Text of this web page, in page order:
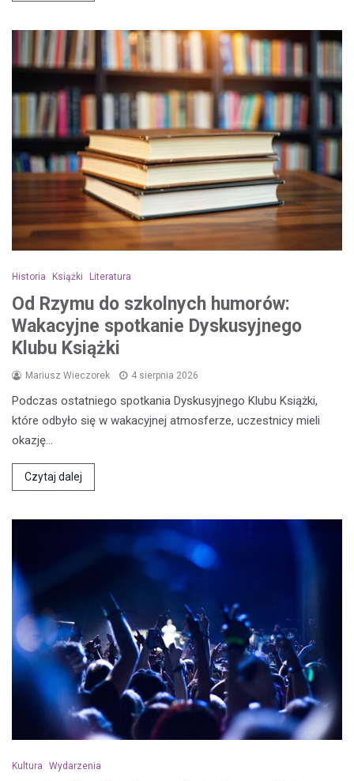
Historia Książki Literatura
Od Rzymu do szkolnych humorów:
Wakacyjne spotkanie Dyskusyjnego
Klubu Książki
Mariusz Wieczorek 4 sierpnia 2026
Podczas ostatniego spotkania Dyskusyjnego Klubu Książki,
które odbyło się w wakacyjnej atmosferze, uczestnicy mieli
okazję…
Czytaj dalej
Kultura Wydarzenia